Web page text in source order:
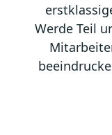
Werde Teil